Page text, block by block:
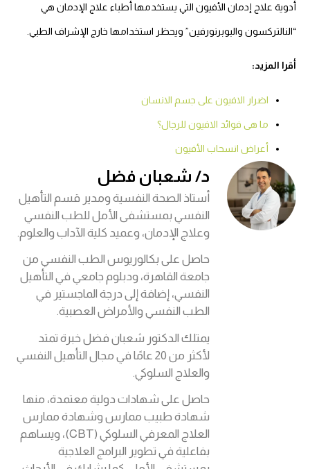
أدوية علاج إدمان الأفيون التي يستخدمها أطباء علاج الإدمان هي
“النالتركسون والبوبرنورفين” ويحظر استخدامها خارج الإشراف الطبي.
أقرا المزيد:
اضرار الافيون على جسم الانسان
ما هى فوائد الافيون للرجال؟
أعراض انسحاب الأفيون
د/ شعبان فضل
أستاذ الصحة النفسية ومدير قسم التأهيل
النفسي بمستشفى الأمل للطب النفسي
وعلاج الإدمان، وعميد كلية الآداب والعلوم.
حاصل على بكالوريوس الطب النفسي من
جامعة القاهرة، ودبلوم جامعي في التأهيل
النفسي، إضافة إلى درجة الماجستير في
الطب النفسي والأمراض العصبية.
يمتلك الدكتور شعبان فضل خبرة تمتد
لأكثر من 20 عامًا في مجال التأهيل النفسي
والعلاج السلوكي.
حاصل على شهادات دولية معتمدة، منها
شهادة طبيب ممارس وشهادة ممارس
العلاج المعرفي السلوكي (CBT)، ويساهم
بفاعلية في تطوير البرامج العلاجية